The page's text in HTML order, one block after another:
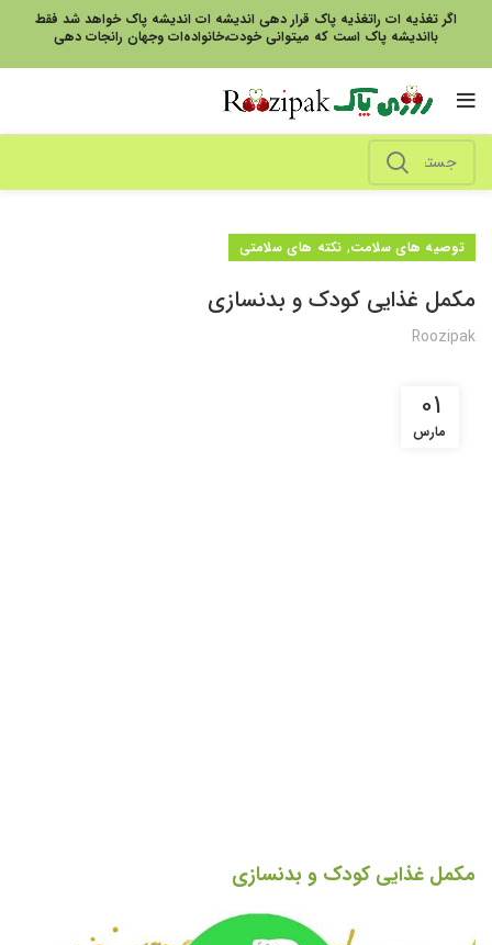
اگر تغذیه ات راتغذیه پاک قرار دهی اندیشه ات اندیشه پاک خواهد شد فقط
بااندیشه پاک است که میتوانی خودت،خانواده‌ات وجهان رانجات دهی
توصیه های سلامت, نکته های سلامتی
مکمل غذایی کودک و بدنسازی
Roozipak
01
مارس
مکمل غذایی کودک و بدنسازی